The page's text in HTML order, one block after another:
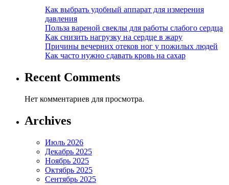
Как выбрать удобный аппарат для измерения
давления
Польза вареной свеклы для работы слабого сердца
Как снизить нагрузку на сердце в жару
Причины вечерних отеков ног у пожилых людей
Как часто нужно сдавать кровь на сахар
Recent Comments
Нет комментариев для просмотра.
Archives
Июль 2026
Декабрь 2025
Ноябрь 2025
Октябрь 2025
Сентябрь 2025